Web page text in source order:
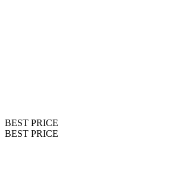
BEST PRICE
BEST PRICE